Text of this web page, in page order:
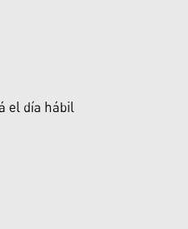
el día hábil